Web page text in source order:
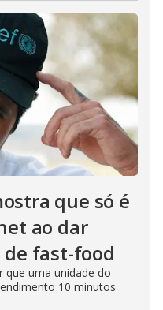
que só é
ao dar
fast-food
uma unidade do
10 minutos